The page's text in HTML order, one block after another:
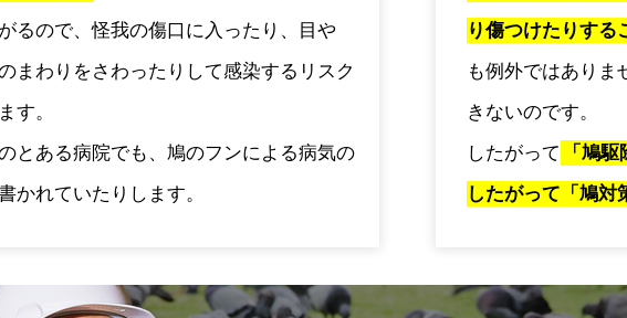
るので、怪我の傷口に入ったり、目や
まわりをさわったりして感染するリスク
す。
とある病院でも、鳩のフンによる病気の
かれていたりします。
り傷つけたりする
も例外ではありま
きないのです。
したがって
「鳩
したがって「鳩対